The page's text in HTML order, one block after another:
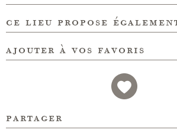
ce lieu propose
ajouter à vos favoris
partager